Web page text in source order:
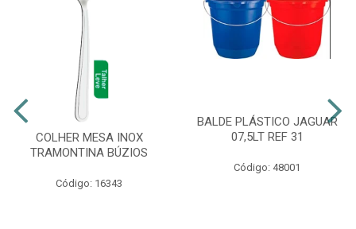
COLHER MESA INOX
TRAMONTINA BÚZIOS
Código: 16343
BALDE PLÁSTICO JAGUAR
07,5LT REF 31
Código: 48001